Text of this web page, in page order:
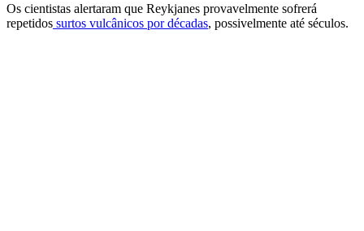
Os cientistas alertaram que Reykjanes provavelmente sofrerá
repetidos surtos vulcânicos por décadas, possivelmente até séculos.